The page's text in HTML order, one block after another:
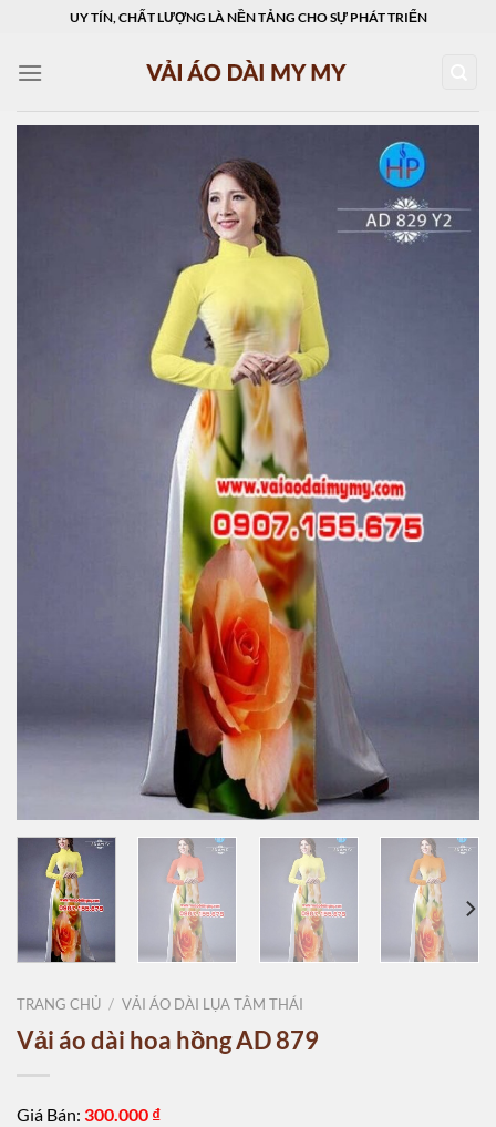
content
UY TÍN, CHẤT LƯỢNG LÀ NỀN TẢNG CHO SỰ PHÁT TRIỂN
TRANG CHỦ / VẢI ÁO DÀI LỤA TẰM THÁI
Vải áo dài hoa hồng AD 879
Giá Bán: 300.000 ₫